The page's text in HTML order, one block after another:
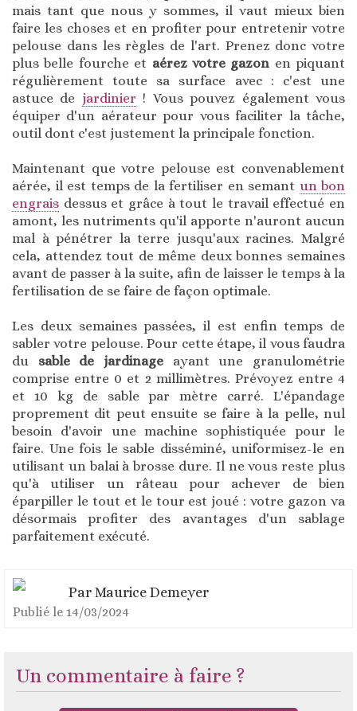
mais tant que nous y sommes, il vaut mieux bien
faire les choses et en profiter pour entretenir votre
pelouse dans les règles de l'art. Prenez donc votre
plus belle fourche et aérez votre gazon en piquant
régulièrement toute sa surface avec : c'est une
astuce de jardinier ! Vous pouvez également vous
équiper d'un aérateur pour vous faciliter la tâche,
outil dont c'est justement la principale fonction.
Maintenant que votre pelouse est convenablement
aérée, il est temps de la fertiliser en semant un bon
engrais dessus et grâce à tout le travail effectué en
amont, les nutriments qu'il apporte n'auront aucun
mal à pénétrer la terre jusqu'aux racines. Malgré
cela, attendez tout de même deux bonnes semaines
avant de passer à la suite, afin de laisser le temps à la
fertilisation de se faire de façon optimale.
Les deux semaines passées, il est enfin temps de
sabler votre pelouse. Pour cette étape, il vous faudra
du sable de jardinage ayant une granulométrie
comprise entre 0 et 2 millimètres. Prévoyez entre 4
et 10 kg de sable par mètre carré. L'épandage
proprement dit peut ensuite se faire à la pelle, nul
besoin d'avoir une machine sophistiquée pour le
faire. Une fois le sable disséminé, uniformisez-le en
utilisant un balai à brosse dure. Il ne vous reste plus
qu'à utiliser un râteau pour achever de bien
éparpiller le tout et le tour est joué : votre gazon va
désormais profiter des avantages d'un sablage
parfaitement exécuté.
Par Maurice Demeyer
Publié le 14/03/2024
Un commentaire à faire ?